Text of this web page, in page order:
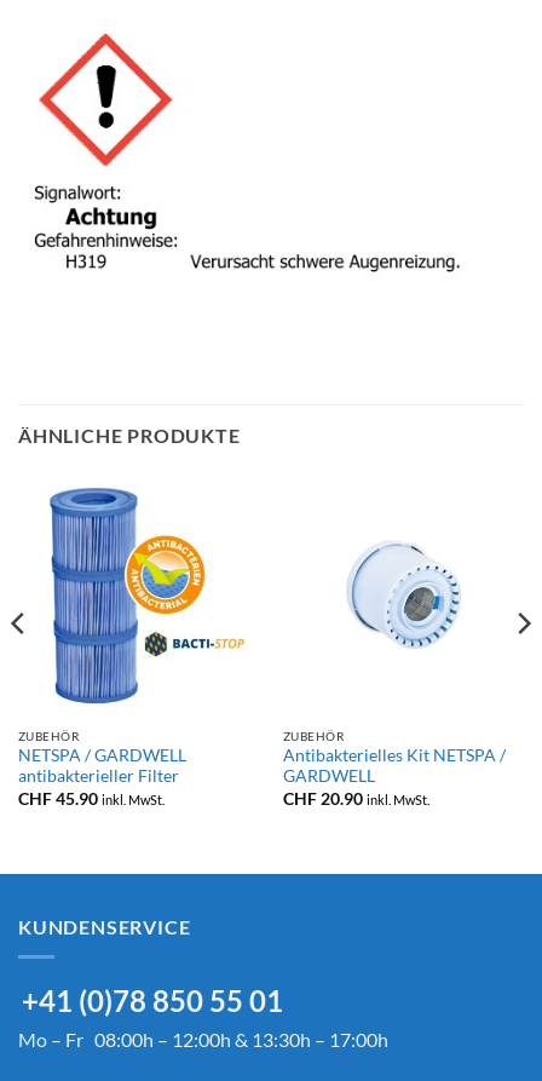
ÄHNLICHE PRODUKTE
ZUBEHÖR
NETSPA / GARDWELL
antibakterieller Filter
CHF45.90 inkl. MwSt.
ZUBEHÖR
Antibakterielles Kit NETSPA /
GARDWELL
CHF20.90 inkl. MwSt.
KUNDENSERVICE
+41 (0)78 850 55 01
Mo – Fr 08:00h – 12:00h & 13:30h – 17:00h